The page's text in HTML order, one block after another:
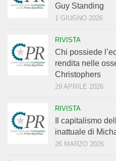
Guy Standing
1 GIUGNO 2026
RIVISTA
Chi possiede
rendita nelle
Christophers
29 APRILE 2026
RIVISTA
Il capitalismo
inattuale di
26 MARZO 2026